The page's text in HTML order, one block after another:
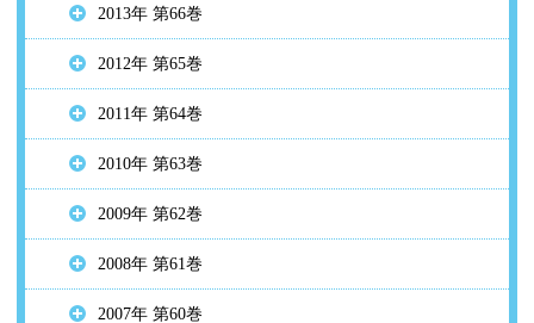
2013年 第66巻
2012年 第65巻
2011年 第64巻
2010年 第63巻
2009年 第62巻
2008年 第61巻
2007年 第60巻